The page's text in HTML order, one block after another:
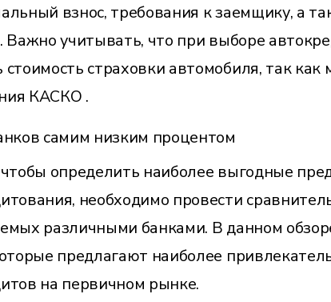
взнос, требования к заемщику, а
Важно учитывать, что при выборе
страховки автомобиля, так как
КАСКО .
самим низким процентом
определить наиболее выгодные
необходимо провести
различными банками. В данном
предлагают наиболее
на первичном рынке.